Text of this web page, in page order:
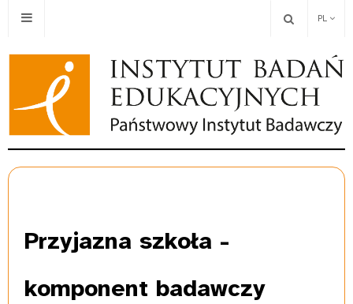
PL
Przyjazna szkoła -
komponent badawczy